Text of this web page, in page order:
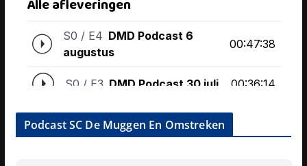
Podcast SC De Muggen En Omstreken